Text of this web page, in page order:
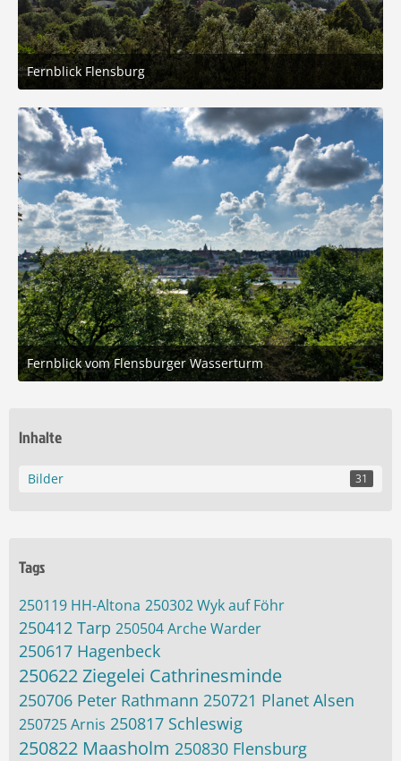
Fernblick Flensburg
31. August 2025 um 20:20
7
Fernblick vom Flensburger Wasserturm
31. August 2025 um 20:20
Inhalte
Bilder 31
Tags
250119 HH-Altona 250302 Wyk auf Föhr
250412 Tarp 250504 Arche Warder
250617 Hagenbeck
250622 Ziegelei Cathrinesminde
250706 Peter Rathmann 250721 Planet Alsen
250725 Arnis 250817 Schleswig
250822 Maasholm 250830 Flensburg